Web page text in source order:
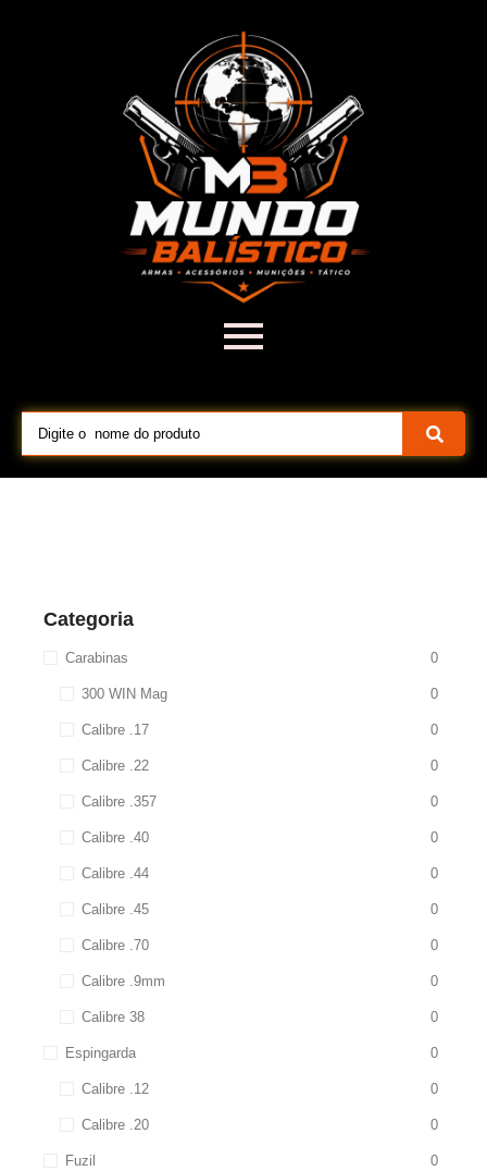
Categoria
Carabinas 0
300 WIN Mag 0
Calibre .17 0
Calibre .22 0
Calibre .357 0
Calibre .40 0
Calibre .44 0
Calibre .45 0
Calibre .70 0
Calibre .9mm 0
Calibre 38 0
Espingarda 0
Calibre .12 0
Calibre .20 0
Fuzil 0